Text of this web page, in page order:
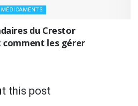
du Crestor
les gérer
this post